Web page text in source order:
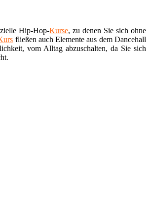
Hip-Hop-Kurse, zu denen Sie sich ohne
fließen auch Elemente aus dem Dancehall
vom Alltag abzuschalten, da Sie sich